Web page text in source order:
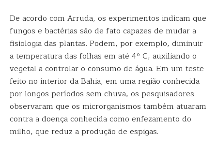
De acordo com Arruda, os experimentos indicam que
fungos e bactérias são de fato capazes de mudar a
fisiologia das plantas. Podem, por exemplo, diminuir
a temperatura das folhas em até 4º C, auxiliando o
vegetal a controlar o consumo de água. Em um teste
feito no interior da Bahia, em uma região conhecida
por longos períodos sem chuva, os pesquisadores
observaram que os microrganismos também atuaram
contra a doença conhecida como enfezamento do
milho, que reduz a produção de espigas.